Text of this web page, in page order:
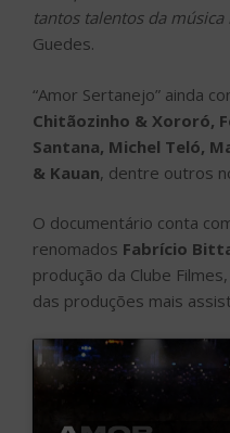
tantos talentos da música
Guedes.
“Amor Sertanejo” ainda
Chitãozinho & Xororó,
Santana, Michel Teló,
& Kauan, dentre outros
O documentário conta
renomados Fabrício
produção da Clube
das produções mais